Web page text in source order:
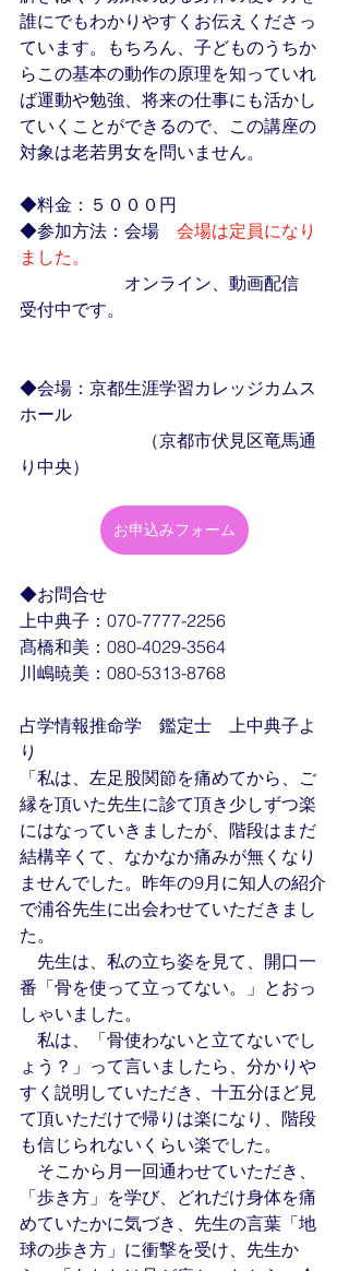
誰にでもわかりやすくお伝えくださっ
ています。もちろん、子どものうちか
らこの基本の動作の原理を知っていれ
ば運動や勉強、将来の仕事にも活かし
ていくことができるので、この講座の
対象は老若男女を問いません。
◆料金：５０００円
◆参加方法：会場 会場は定員になり
ました。
オンライン、動画配信
受付中です。
◆会場：京都生涯学習カレッジカムス
ホール
（京都市伏見区竜馬通
り中央）
お申込みフォーム
◆お問合せ
上中典子：070-7777-2256
髙橋和美：080-4029-3564
川嶋暁美：080-5313-8768
占学情報推命学　鑑定士　上中典子よ
り
「私は、左足股関節を痛めてから、ご
縁を頂いた先生に診て頂き少しずつ楽
にはなっていきましたが、階段はまだ
結構辛くて、なかなか痛みが無くなり
ませんでした。昨年の9月に知人の紹介
で浦谷先生に出会わせていただきまし
た。
先生は、私の立ち姿を見て、開口一
番「骨を使って立ってない。」とおっ
しゃいました。
私は、「骨使わないと立てないでし
ょう？」って言いましたら、分かりや
すく説明していただき、十五分ほど見
て頂いただけで帰りは楽になり、階段
も信じられないくらい楽でした。
そこから月一回通わせていただき、
「歩き方」を学び、どれだけ身体を痛
めていたかに気づき、先生の言葉「地
球の歩き方」に衝撃を受け、先生か